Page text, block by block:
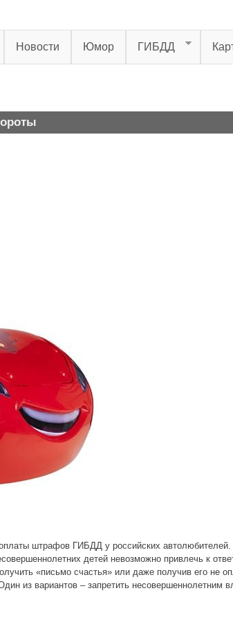
Новости Юмор ГИБДД
штрафов ГИБДД у российских
детей невозможно привлечь к
«письмо счастья» или даже получив его не
из вариантов – запретить